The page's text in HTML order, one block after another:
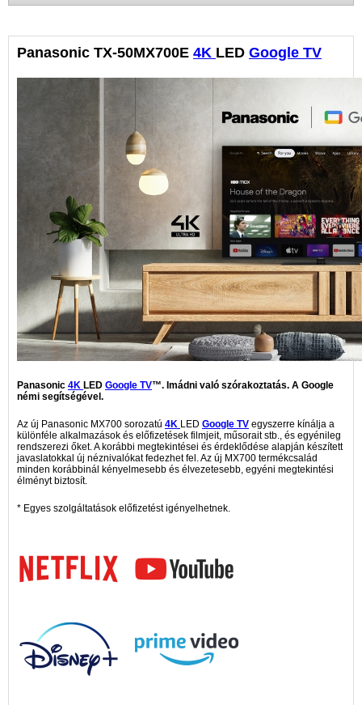
Panasonic TX-50MX700E 4K LED Google TV
Panasonic 4K LED Google TV™. Imádni való szórakoztatás. A Google
némi segítségével.
Az új Panasonic MX700 sorozatú 4K LED Google TV egyszerre kínálja a
különféle alkalmazások és előfizetések filmjeit, műsorait stb., és egyénileg
rendszerezi őket. A korábbi megtekintései és érdeklődése alapján készített
javaslatokkal új néznivalókat fedezhet fel. Az új MX700 termékcsalád
minden korábbinál kényelmesebb és élvezetesebb, egyéni megtekintési
élményt biztosít.
* Egyes szolgáltatások előfizetést igényelhetnek.